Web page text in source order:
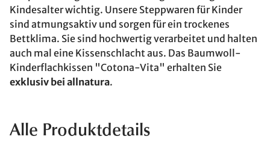
Kindesalter wichtig. Unsere Steppwaren für Kinder
sind atmungsaktiv und sorgen für ein trockenes
Bettklima. Sie sind hochwertig verarbeitet und halten
auch mal eine Kissenschlacht aus. Das Baumwoll-
Kinderflachkissen "Cotona-Vita" erhalten Sie
exklusiv bei allnatura.
Alle Produktdetails